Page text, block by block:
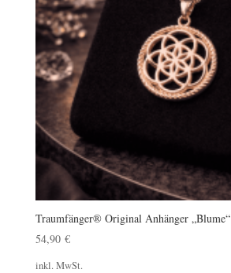
Traumfänger® Original Anhänger „Blume“
54,90 €
inkl. MwSt.